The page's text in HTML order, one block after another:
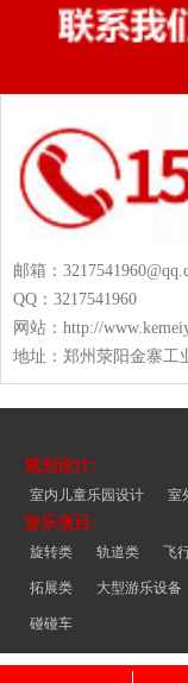
邮箱：
QQ：3217541960
网站：http://
地址：郑州荥阳金寨工
规划设计:
室内儿童乐园设计 室
游乐项目:
旋转类 轨道类 飞
拓展类 大型游乐设备
碰碰车